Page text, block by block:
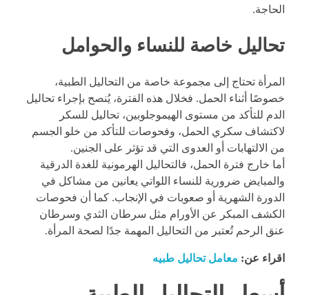
الحاجة.
تحاليل خاصة للنساء والحوامل
المرأة تحتاج إلى مجموعة خاصة من التحاليل الطبية،
خصوصًا أثناء الحمل. فخلال هذه الفترة، يُنصح بإجراء تحاليل
الدم للتأكد من مستوى الهيموجلوبين، تحاليل للسكر
لاكتشاف سكري الحمل، وفحوصات للتأكد من خلو الجسم
من الالتهابات أو العدوى التي قد تؤثر على الجنين.
أما خارج فترة الحمل، فالتحاليل الهرمونية للغدة الدرقية
والمبايض ضرورية للنساء اللواتي يعانين من مشاكل في
الدورة الشهرية أو صعوبات في الإنجاب. كما أن فحوصات
الكشف المبكر عن الأورام مثل سرطان الثدي وسرطان
عنق الرحم تُعتبر من التحاليل المهمة جدًا لصحة المرأة.
اقراء عن: معامل تحاليل طبيه